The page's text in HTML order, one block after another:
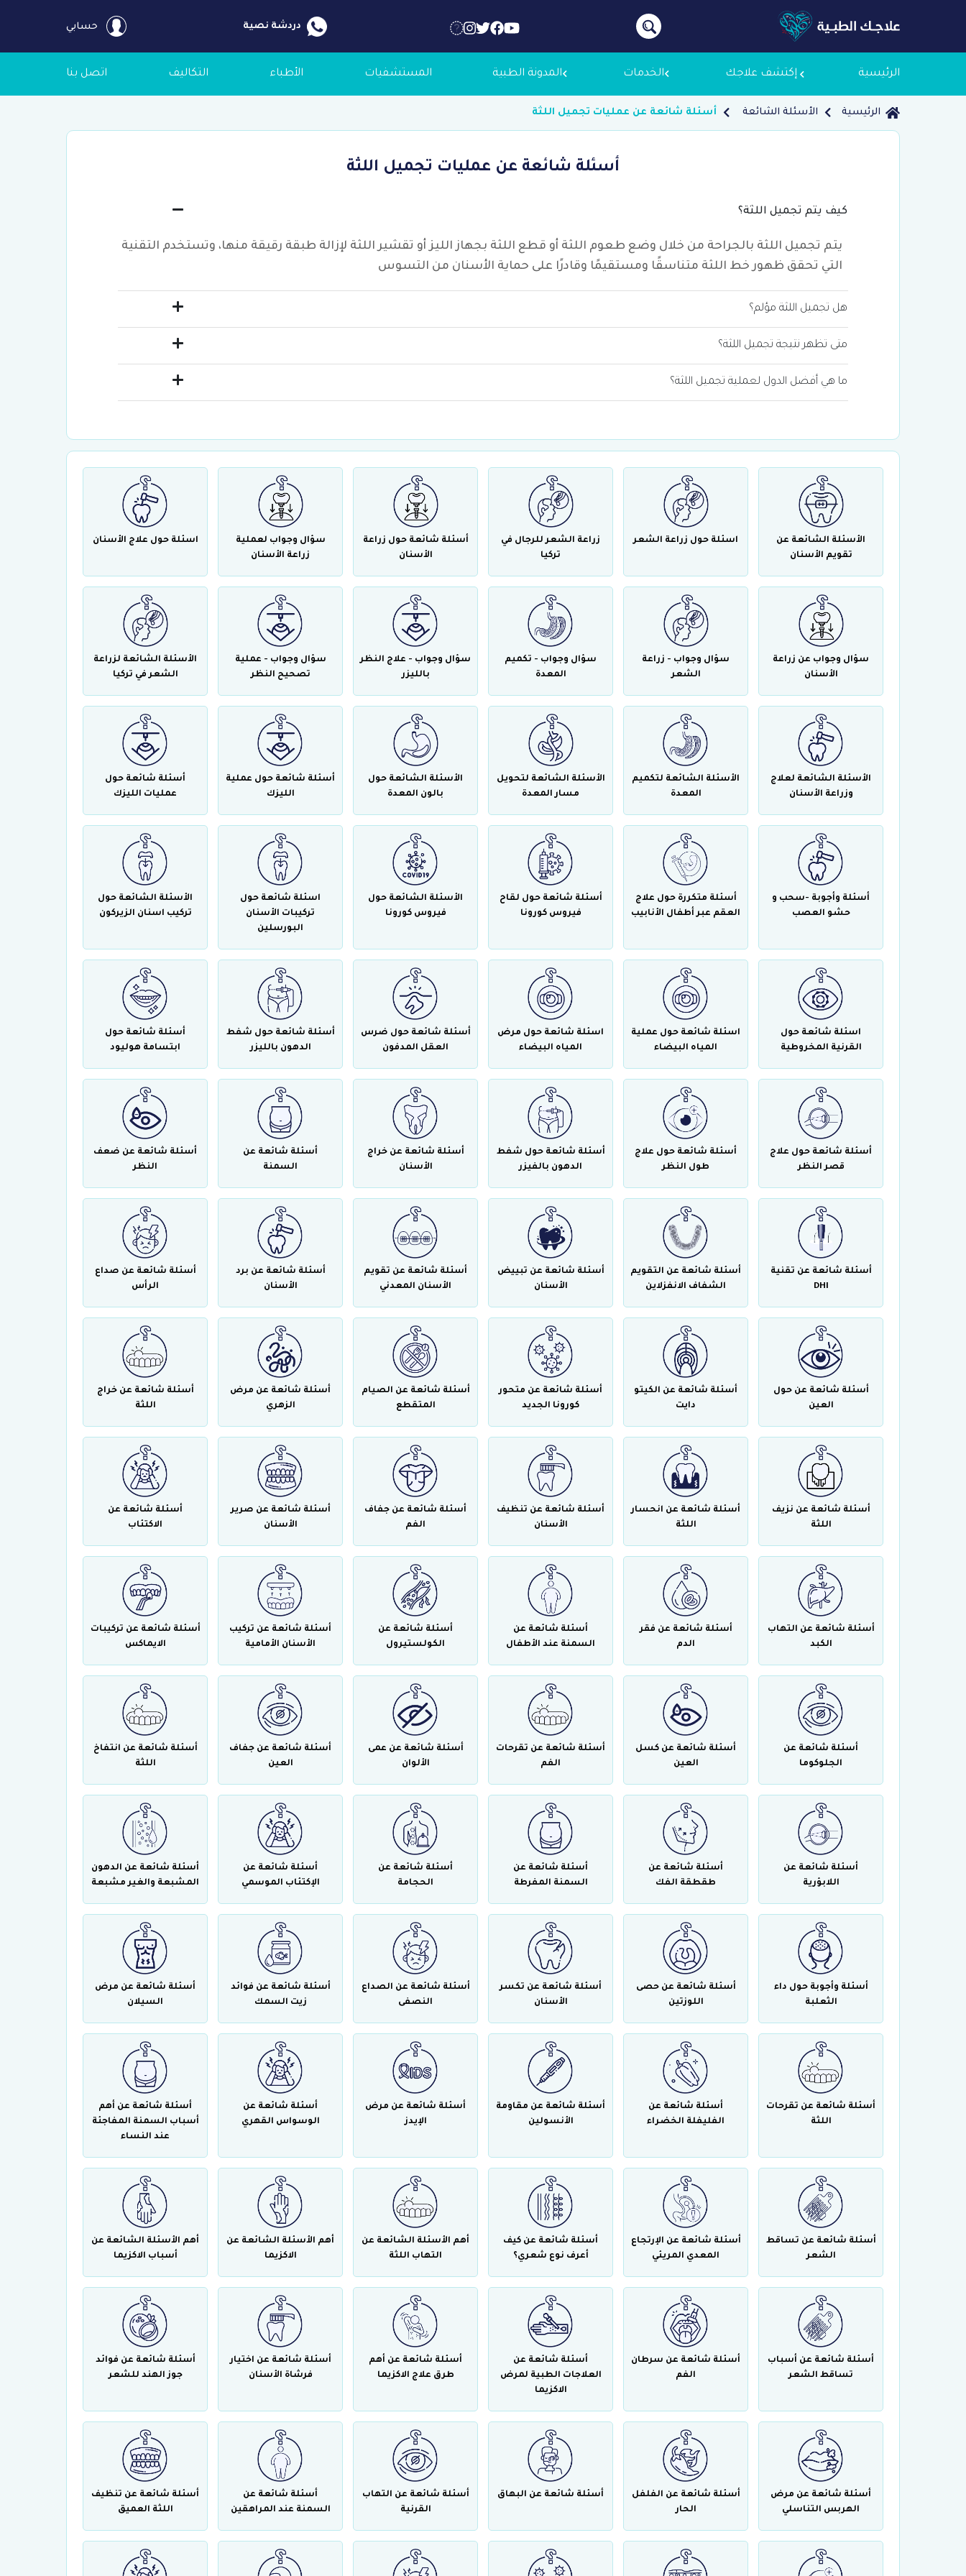
دردشة نصية حسابي
الرئيسية إكتشف علاجك
معلومات عنا
الخدمات المدونة الطبية المستشفيات الأطباء التكاليف اتصل بنا
الرئيسية الأسئلة الشائعة أسئلة شائعة عن عمليات تجميل اللثة
أسئلة شائعة عن عمليات تجميل اللثة
كيف يتم تجميل اللثة؟
يتم تجميل اللثة بالجراحة من خلال وضع طعوم اللثة أو قطع اللثة بجهاز الليز أو تقشير اللثة لإزالة طبقة رقيقة منها، وتستخدم التقنية
التي تحقق ظهور خط اللثة متناسقًا ومستقيمًا وقادرًا على حماية الأسنان من التسوس
هل تجميل اللثة مؤلم؟
متى تظهر نتيجة تجميل اللثة؟
ما هي أفضل الدول لعملية تجميل اللثة؟
الأسئلة الشائعة عن
تقويم الأسنان
اسئلة حول زراعة الشعر
زراعة الشعر للرجال في
تركيا
أسئلة شائعة حول زراعة
الأسنان
سؤال وجواب لعملية
زراعة الأسنان
اسئلة حول علاج الأسنان
سؤال وجواب عن زراعة
الأسنان
سؤال وجواب - زراعة
الشعر
سؤال وجواب - تكميم
المعدة
سؤال وجواب - علاج النظر
بالليزر
سؤال وجواب - عملية
تصحيح النظر
الأسئلة الشائعة لزراعة
الشعر في تركيا
الأسئلة الشائعة لعلاج
وزراعة الأسنان
الأسئلة الشائعة لتكميم
المعدة
الأسئلة الشائعة لتحويل
مسار المعدة
الأسئلة الشائعة حول
بالون المعدة
أسئلة شائعة حول عملية
الليزك
أسئلة شائعة حول
عمليات الليزك
أسئلة وأجوبة -سحب و
حشو العصب
أسئلة متكررة حول علاج
العقم عبر أطفال الأنابيب
أسئلة شائعة حول لقاح
فيروس كورونا
الأسئلة الشائعة حول
فيروس كورونا
اسئلة شائعة حول
تركيبات الأسنان
البورسلين
الأسئلة الشائعة حول
تركيب اسنان الزيركون
اسئلة شائعة حول
القرنية المخروطية
اسئلة شائعة حول عملية
المياه البيضاء
اسئلة شائعة حول مرض
المياه البيضاء
أسئلة شائعة حول ضرس
العقل المدفون
أسئلة شائعة حول شفط
الدهون بالليزر
أسئلة شائعة حول
ابتسامة هوليود
أسئلة شائعة حول علاج
قصر النظر
أسئلة شائعة حول علاج
طول النظر
أسئلة شائعة حول شفط
الدهون بالفيزر
أسئلة شائعة عن خراج
الأسنان
أسئلة شائعة عن
السمنة
أسئلة شائعة عن ضعف
النظر
أسئلة شائعة عن تقنية
DHI
أسئلة شائعة عن التقويم
الشفاف الانفزلاين
أسئلة شائعة عن تبييض
الأسنان
أسئلة شائعة عن تقويم
الأسنان المعدني
أسئلة شائعة عن برد
الأسنان
أسئلة شائعة عن صداع
الرأس
أسئلة شائعة عن حول
العين
أسئلة شائعة عن الكيتو
دايت
أسئلة شائعة عن متحور
كورونا الجديد
أسئلة شائعة عن الصيام
المتقطع
أسئلة شائعة عن مرض
الزهري
أسئلة شائعة عن خراج
اللثة
أسئلة شائعة عن نزيف
اللثة
أسئلة شائعة عن انحسار
اللثة
أسئلة شائعة عن تنظيف
الأسنان
أسئلة شائعة عن جفاف
الفم
أسئلة شائعة عن صرير
الأسنان
أسئلة شائعة عن
الاكتئاب
أسئلة شائعة عن التهاب
الكبد
أسئلة شائعة عن فقر
الدم
أسئلة شائعة عن
السمنة عند الأطفال
أسئلة شائعة عن
الكولستيرول
أسئلة شائعة عن تركيب
الأسنان الأمامية
أسئلة شائعة عن تركيبات
الايماكس
أسئلة شائعة عن
الجلوكوما
أسئلة شائعة عن كسل
العين
أسئلة شائعة عن تقرحات
الفم
أسئلة شائعة عن عمى
الألوان
أسئلة شائعة عن جفاف
العين
أسئلة شائعة عن انتفاخ
اللثة
أسئلة شائعة عن
اللابؤرية
أسئلة شائعة عن
طقطقة الفك
أسئلة شائعة عن
السمنة المفرطة
أسئلة شائعة عن
الحجامة
أسئلة شائعة عن
الإكتئاب الموسمي
أسئلة شائعة عن الدهون
المشبعة والغير مشبعة
أسئلة وأجوبة حول داء
الثعلبة
أسئلة شائعة عن حصى
اللوزتين
أسئلة شائعة عن تكسر
الأسنان
أسئلة شائعة عن الصداع
النصفى
أسئلة شائعة عن فوائد
زيت السمك
أسئلة شائعة عن مرض
السيلان
أسئلة شائعة عن تقرحات
اللثة
أسئلة شائعة عن
الفليفلة الخضراء
أسئلة شائعة عن مقاومة
الأنسولين
أسئلة شائعة عن مرض
الإيدز
أسئلة شائعة عن
الوسواس القهري
أسئلة شائعة عن أهم
أسباب السمنة المفاجئة
عند النساء
أسئلة شائعة عن تساقط
الشعر
أسئلة شائعة عن الإرتجاع
المعدي المريئي
أسئلة شائعة عن كيف
أعرف نوع شعري؟
أهم الأسئلة الشائعة عن
التهاب اللثة
أهم الأسئلة الشائعة عن
الاكزيما
أهم الأسئلة الشائعة عن
أسباب الاكزيما
أسئلة شائعة عن أسباب
تساقط الشعر
أسئلة شائعة عن سرطان
الفم
أسئلة شائعة عن
العلاجات الطبية لمرض
الاكزيما
أسئلة شائعة عن أهم
طرق علاج الاكزيما
أسئلة شائعة عن اختيار
فرشاة الأسنان
أسئلة شائعة عن فوائد
جوز الهند للشعر
أسئلة شائعة عن مرض
الهربس التناسلي
أسئلة شائعة عن الفلفل
الحار
أسئلة شائعة عن البهاق
أسئلة شائعة عن التهاب
القرنية
أسئلة شائعة عن
السمنة عند المراهقين
أسئلة شائعة عن تنظيف
اللثة العميق